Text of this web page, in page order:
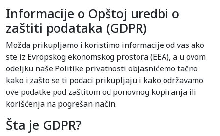
Informacije o Opštoj uredbi o
zaštiti podataka (GDPR)
Možda prikupljamo i koristimo informacije od vas ako
ste iz Evropskog ekonomskog prostora (EEA), a u ovom
odeljku naše Politike privatnosti objasnićemo tačno
kako i zašto se ti podaci prikupljaju i kako održavamo
ove podatke pod zaštitom od ponovnog kopiranja ili
korišćenja na pogrešan način.
Šta je GDPR?